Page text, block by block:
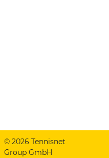
© 2026 Tennisnet
Group GmbH